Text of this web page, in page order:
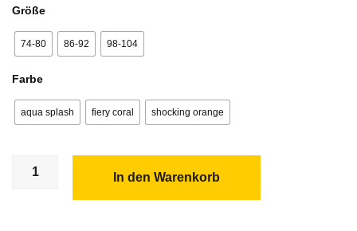
Größe
74-80 86-92 98-104
Farbe
aqua splash fiery coral shocking orange
In den Warenkorb